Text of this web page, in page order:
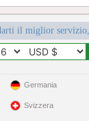
il miglior
Germania
Svizzera